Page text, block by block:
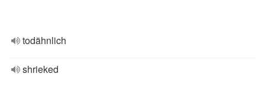
todähnlich
shrieked